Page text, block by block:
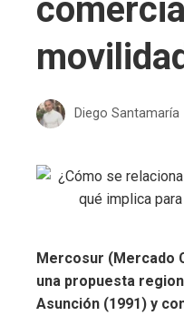
movilidad
Diego Santamaría
Mercosur (Mercado
una propuesta
Asunción (1991) y